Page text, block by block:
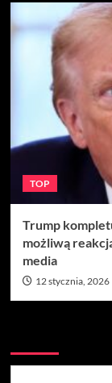
TOP
Trump
możliwą
media
12 stycznia, 2026